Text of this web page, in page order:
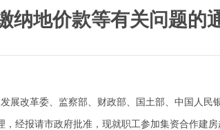
纳地价款等有关问题的
改革委、监察部、财政部、国土部、中国人民
经报请市政府批准，现就职工参加集资合作建